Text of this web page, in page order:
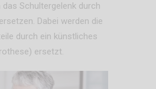
Schultergelenk durch
Dabei werden die
durch ein künstliches
ersetzt.